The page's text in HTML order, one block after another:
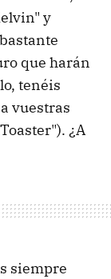
y
que harán
tenéis
vuestras
¿A
siempre